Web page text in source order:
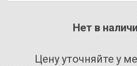
Нет в
Цену уточняйте у